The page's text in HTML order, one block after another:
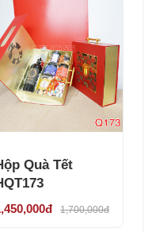
Quà Tết
1,700,000đ